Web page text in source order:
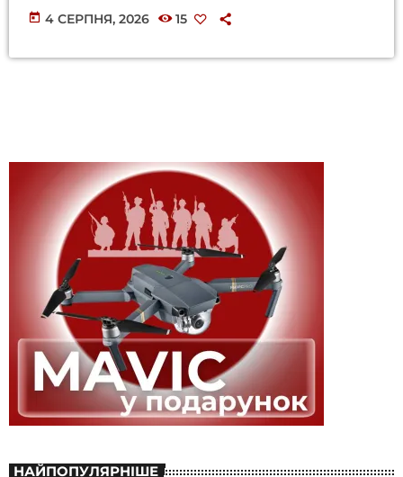
today 4 СЕРПНЯ, 2026 15
НАЙПОПУЛЯРНІШЕ